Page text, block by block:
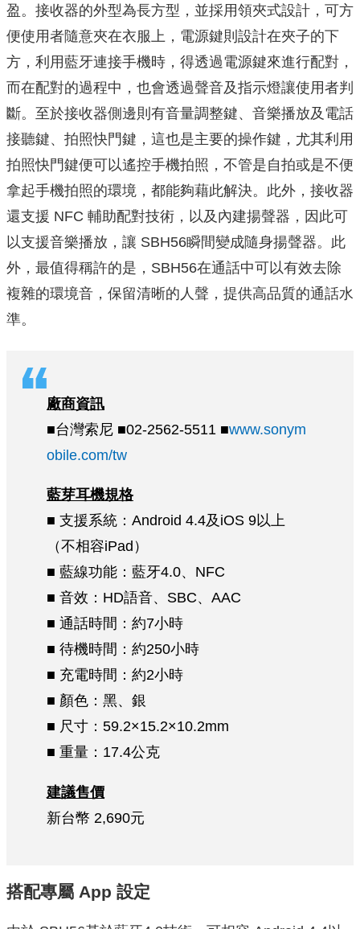
盈。接收器的外型為長方型，並採用領夾式設計，可方
便使用者隨意夾在衣服上，電源鍵則設計在夾子的下
方，利用藍牙連接手機時，得透過電源鍵來進行配對，
而在配對的過程中，也會透過聲音及指示燈讓使用者判
斷。至於接收器側邊則有音量調整鍵、音樂播放及電話
接聽鍵、拍照快門鍵，這也是主要的操作鍵，尤其利用
拍照快門鍵便可以遙控手機拍照，不管是自拍或是不便
拿起手機拍照的環境，都能夠藉此解決。此外，接收器
還支援 NFC 輔助配對技術，以及內建揚聲器，因此可
以支援音樂播放，讓 SBH56瞬間變成隨身揚聲器。此
外，最值得稱許的是，SBH56在通話中可以有效去除
複雜的環境音，保留清晰的人聲，提供高品質的通話水
準。
廠商資訊
■台灣索尼 ■02-2562-5511 ■www.sonym
obile.com/tw
藍芽耳機規格
■ 支援系統：Android 4.4及iOS 9以上
（不相容iPad）
■ 藍線功能：藍牙4.0、NFC
■ 音效：HD語音、SBC、AAC
■ 通話時間：約7小時
■ 待機時間：約250小時
■ 充電時間：約2小時
■ 顏色：黑、銀
■ 尺寸：59.2×15.2×10.2mm
■ 重量：17.4公克
建議售價
新台幣 2,690元
搭配專屬 App 設定